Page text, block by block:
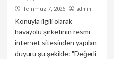
Temmuz 7, 2026 admin
Konuyla ilgili olarak
havayolu şirketinin resmi
internet sitesinden yapılan
duyuru şu şekilde: "Değerli